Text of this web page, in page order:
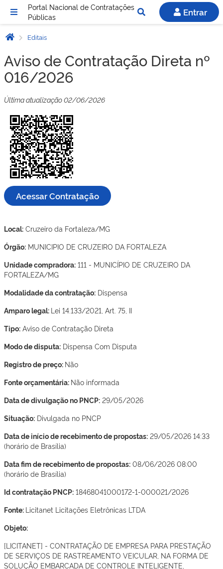
Portal Nacional de Contratações
Públicas
Entrar
Editais
Aviso de Contratação Direta nº
016/2026
Última atualização 02/06/2026
Acessar Contratação
Local: Cruzeiro da Fortaleza/MG
Órgão: MUNICIPIO DE CRUZEIRO DA FORTALEZA
Unidade compradora: 111 - MUNICÍPIO DE CRUZEIRO DA
FORTALEZA/MG
Modalidade da contratação: Dispensa
Amparo legal: Lei 14.133/2021, Art. 75, II
Tipo: Aviso de Contratação Direta
Modo de disputa: Dispensa Com Disputa
Registro de preço: Não
Fonte orçamentária: Não informada
Data de divulgação no PNCP: 29/05/2026
Situação: Divulgada no PNCP
Data de início de recebimento de propostas: 29/05/2026 14:33
(horário de Brasília)
Data fim de recebimento de propostas: 08/06/2026 08:00
(horário de Brasília)
Id contratação PNCP: 18468041000172-1-000021/2026
Fonte: Licitanet Licitações Eletrônicas LTDA
Objeto:
[LICITANET] - CONTRATAÇÃO DE EMPRESA PARA PRESTAÇÃO
DE SERVIÇOS DE RASTREAMENTO VEICULAR, NA FORMA DE
SOLUÇÃO EMBARCADA DE CONTROLE INTELIGENTE,